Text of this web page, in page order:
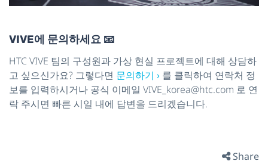
VIVE에 문의하세요 📧
HTC VIVE 팀의 구성원과 가상 현실 프로젝트에 대해 상담하
고 싶으신가요? 그렇다면 문의하기 › 를 클릭하여 연락처 정
보를 입력하시거나 공식 이메일 VIVE_korea@htc.com 로 연
락 주시면 빠른 시일 내에 답변을 드리겠습니다.
Share